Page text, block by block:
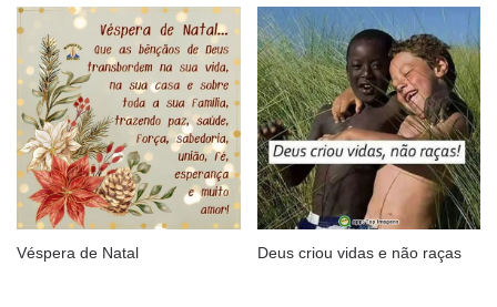
Véspera de Natal Deus criou vidas e não raças